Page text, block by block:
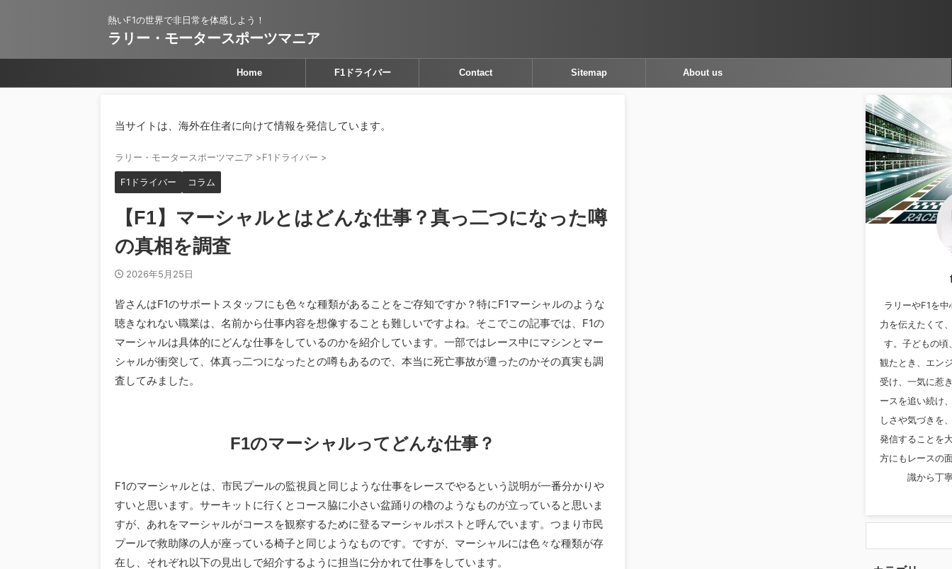
熱いF1の世界で非日常を体感しよう！
ラリー・モータースポーツマニア
Home F1ドライバー Contact Sitemap About us
当サイトは、海外在住者に向けて情報を発信しています。
ラリー・モータースポーツマニア >F1ドライバー >
F1ドライバー コラム
【F1】マーシャルとはどんな仕事？真っ二つになった噂
の真相を調査
2026年5月25日
皆さんはF1のサポートスタッフにも色々な種類があることをご存知ですか？特にF1マーシャルのような
聴きなれない職業は、名前から仕事内容を想像することも難しいですよね。そこでこの記事では、F1の
マーシャルは具体的にどんな仕事をしているのかを紹介しています。一部ではレース中にマシンとマー
シャルが衝突して、体真っ二つになったとの噂もあるので、本当に死亡事故が遭ったのかその真実も調
査してみました。
F1のマーシャルってどんな仕事？
F1のマーシャルとは、市民プールの監視員と同じような仕事をレースでやるという説明が一番分かりや
すいと思います。サーキットに行くとコース脇に小さい盆踊りの櫓のようなものが立っていると思いま
すが、あれをマーシャルがコースを観察するために登るマーシャルポストと呼んでいます。つまり市民
プールで救助隊の人が座っている椅子と同じようなものです。ですが、マーシャルには色々な種類が存
在し、それぞれ以下の見出しで紹介するように担当に分かれて仕事をしています。
ラリーやF1を
力を伝えたくて
す。子どもの頃
観たとき、エン
受け、一気に惹
ースを追い続け
しさや気づきを
発信することを
方にもレースの
識から丁